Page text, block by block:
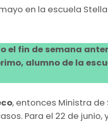
en la escuela
el fin de semana
alumno de la
, entonces Ministra de
Para el 22 de